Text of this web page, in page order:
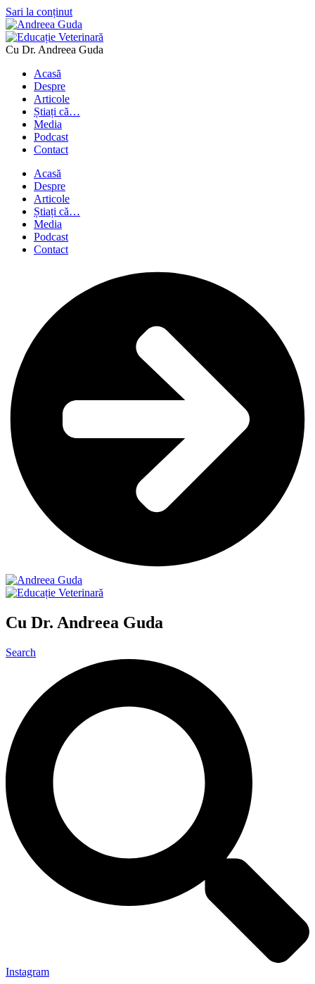
Sari la conținut
Cu Dr. Andreea Guda
Acasă
Despre
Articole
Știați că…
Media
Podcast
Contact
Acasă
Despre
Articole
Știați că…
Media
Podcast
Contact
Cu Dr. Andreea Guda
Search
Instagram